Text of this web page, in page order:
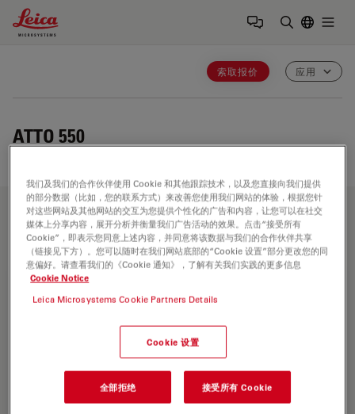
Leica Microsystems Logo
索取报价 应用
ATTO 550
应用领域
生命科学研究
力，支持观察、测量和分析微结构的成像要求。徕卡显微系统
对科学应用领域的高度关注，使徕卡显微系统的用户始终保持
我们及我们的合作伙伴使用 Cookie 和其他跟踪技术，以及您直接向我们提供
的部分数据（比如，您的联系方式）来改善您使用我们网站的体验，根据您针
对这些网站及其他网站的交互为您提供个性化的广告和内容，让您可以在社交
媒体上分享内容，展开分析并衡量我们广告活动的效果。点击“接受所有
Cookie”，即表示您同意上述内容，并同意将该数据与我们的合作伙伴共享
（链接见下方）。您可以随时在我们网站底部的“Cookie 设置”部分更改您的同
意偏好。请查看我们的《Cookie 通知》，了解有关我们实践的更多信息
Cookie Notice
Leica Microsystems Cookie Partners Details
Cookie 设置
全部拒绝 接受所有 Cookie